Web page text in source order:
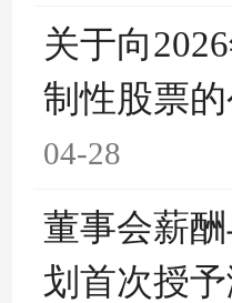
关于向
制性股票
04-28
董事会薪
划首次授